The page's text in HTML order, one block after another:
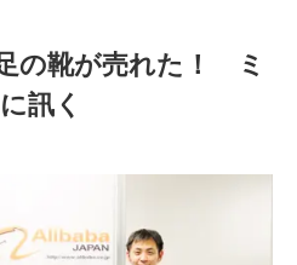
の靴が売れた！ ミ
訊く